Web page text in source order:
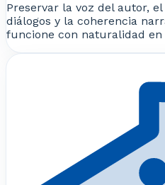
Preservar la voz del autor,
diálogos y la coherencia
funcione con naturalidad en